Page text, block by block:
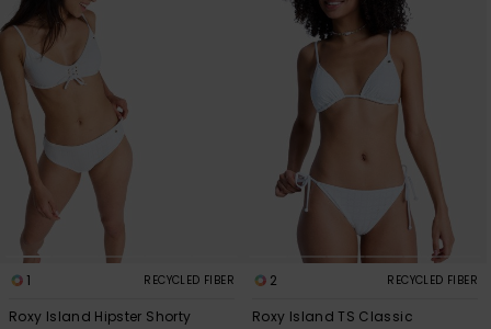
1 RECYCLED FIBER
Roxy Island Hipster Shorty
2 RECYCLED FIBER
Roxy Island TS Classic